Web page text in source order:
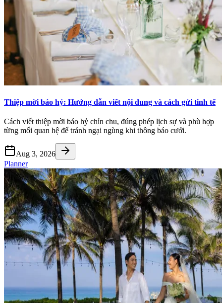
Thiệp mời báo hỷ: Hướng dẫn viết nội dung và cách gửi tinh tế
Cách viết thiệp mời báo hỷ chỉn chu, đúng phép lịch sự và phù hợp
từng mối quan hệ để tránh ngại ngùng khi thông báo cưới.
Aug 3, 2026
Planner